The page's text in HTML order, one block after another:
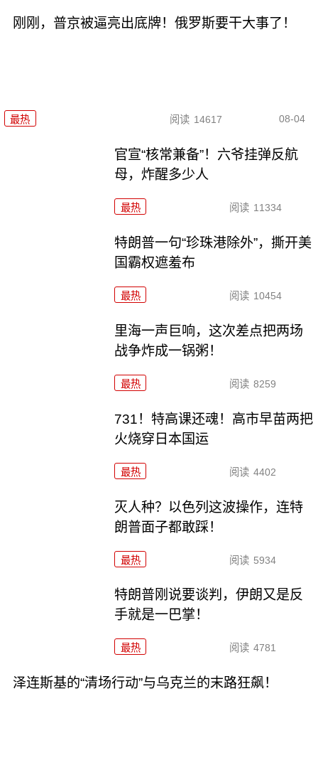
刚刚，普京被逼亮出底牌！俄罗斯要干大事了！
最热 阅读 14617 08-04
官宣“核常兼备”！六爷挂弹反航
母，炸醒多少人
最热 阅读 11334
特朗普一句“珍珠港除外”，撕开美
国霸权遮羞布
最热 阅读 10454
里海一声巨响，这次差点把两场
战争炸成一锅粥！
最热 阅读 8259
731！特高课还魂！高市早苗两把
火烧穿日本国运
最热 阅读 4402
灭人种？以色列这波操作，连特
朗普面子都敢踩！
最热 阅读 5934
特朗普刚说要谈判，伊朗又是反
手就是一巴掌！
最热 阅读 4781
泽连斯基的“清场行动”与乌克兰的末路狂飙！